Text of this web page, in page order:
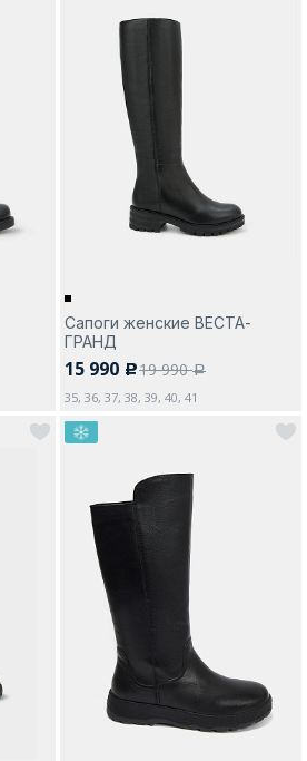
Сапоги женские ВЕСТА-
ГРАНД
15 990 c19 990a
35, 36, 37, 38, 39, 40, 41